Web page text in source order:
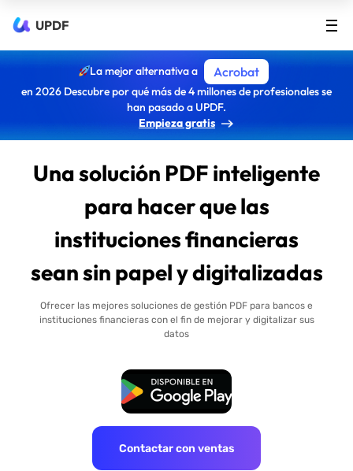
UPDF
La mejor alternativa a Acrobat
en 2026 Descubre por qué más de 4 millones de profesionales se
han pasado a UPDF.
Empieza gratis
Una solución PDF inteligente
para hacer que las
instituciones financieras
sean sin papel y digitalizadas
Ofrecer las mejores soluciones de gestión PDF para bancos e
instituciones financieras con el fin de mejorar y digitalizar sus
datos
Descarga Gratuita
Contactar con ventas